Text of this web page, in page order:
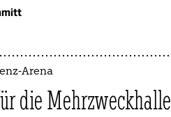
Arena
die Mehr­zweckhalle